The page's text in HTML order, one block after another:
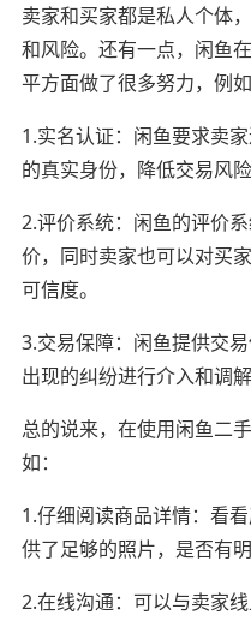
卖家和买家都是私人个体
和风险。还有一点，闲鱼
平方面做了很多努力，例如
1.实名认证：闲鱼要求卖
的真实身份，降低交易风险
2.评价系统：闲鱼的评价
价，同时卖家也可以对买
可信度。
3.交易保障：闲鱼提供交
出现的纠纷进行介入和调
总的说来，在使用闲鱼二
如：
1.仔细阅读商品详情：看
供了足够的照片，是否有
2.在线沟通：可以与卖家